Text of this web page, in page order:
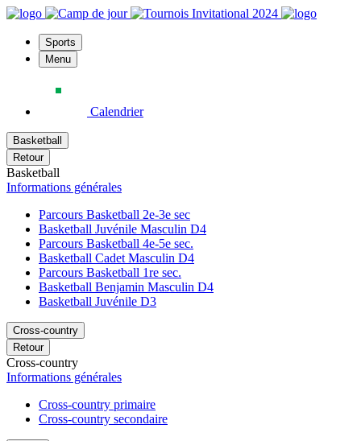
Sports
Menu
Calendrier
Basketball
Retour
Basketball
Informations générales
Parcours Basketball 2e-3e sec
Basketball Juvénile Masculin D4
Parcours Basketball 4e-5e sec.
Basketball Cadet Masculin D4
Parcours Basketball 1re sec.
Basketball Benjamin Masculin D4
Basketball Juvénile D3
Cross-country
Retour
Cross-country
Informations générales
Cross-country primaire
Cross-country secondaire